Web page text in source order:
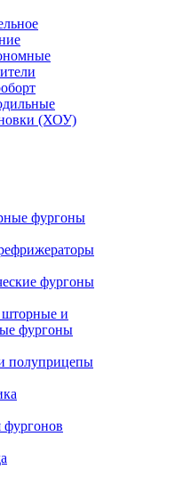
(ХОУ)
фургоны
фургоны
и
фургоны
полуприцепы